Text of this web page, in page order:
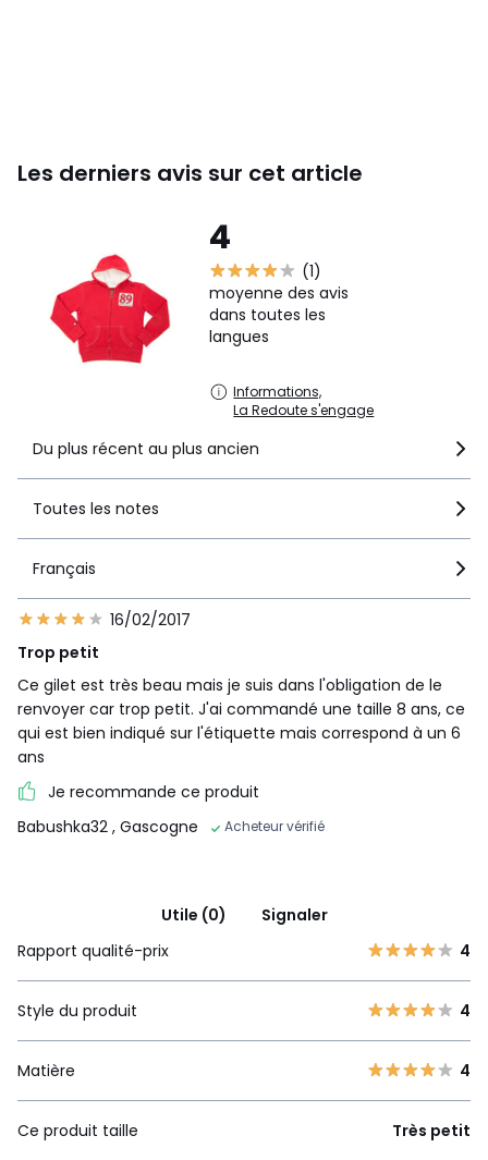
Les derniers avis sur cet article
4
(1)
moyenne des avis
dans toutes les
langues
Informations,
La Redoute s'engage
Du plus récent au plus ancien
Toutes les notes
Français
16/02/2017
Trop petit
Ce gilet est très beau mais je suis dans l'obligation de le
renvoyer car trop petit. J'ai commandé une taille 8 ans, ce
qui est bien indiqué sur l'étiquette mais correspond à un 6
ans
Je recommande ce produit
Babushka32 , Gascogne Acheteur vérifié
Utile (0)
Signaler
Rapport qualité-prix
4
Style du produit 4
Matière 4
Ce produit taille Très petit